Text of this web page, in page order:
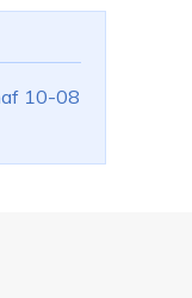
10-08